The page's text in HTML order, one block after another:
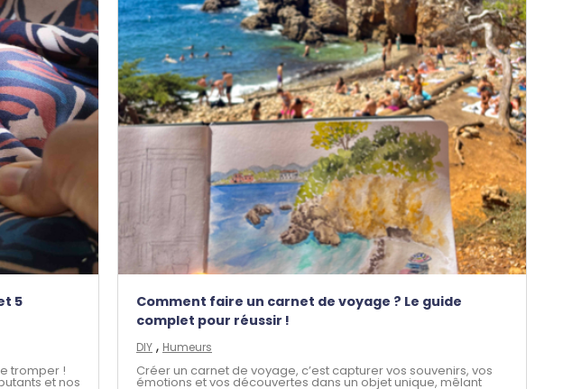
5
tromper !
et nos
Comment faire un carnet de voyage ? Le guide
complet pour réussir !
DIY , Humeurs
Créer un carnet de voyage, c’est capturer vos souvenirs, vos
émotions et vos découvertes dans un objet unique, mêlant